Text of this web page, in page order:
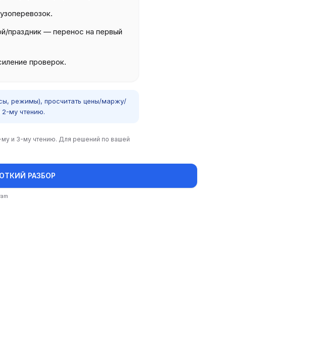
праздник — перенос на первый
проверок.
режимы), просчитать цены/маржу/
2-му чтению.
и 3-му чтению. Для решений по вашей
РАЗБОР